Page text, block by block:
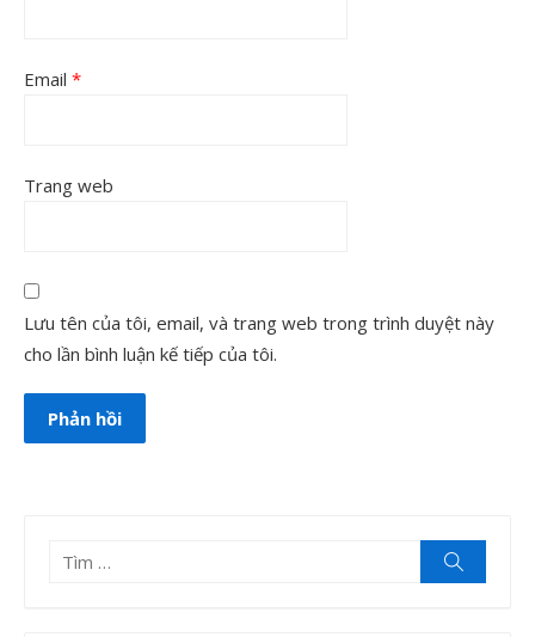
Email *
Trang web
Lưu tên của tôi, email, và trang web trong trình duyệt này
cho lần bình luận kế tiếp của tôi.
Tìm
kiếm